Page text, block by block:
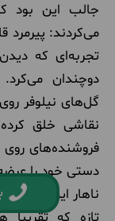
جالب این بود
می‌کردند: پیرمرد
تجربه‌ای که
دوچندان
گل‌های نیلوفر
نقاشی خلق
فروشنده‌های
دستی خود را
ناهار این روز